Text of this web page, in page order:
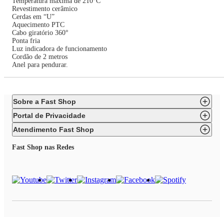
Revestimento cerâmico
Cerdas em “U”
Aquecimento PTC
Cabo giratório 360°
Ponta fria
Luz indicadora de funcionamento
Cordão de 2 metros
Anel para pendurar.
Sobre a Fast Shop
Portal de Privacidade
Atendimento Fast Shop
Fast Shop nas Redes